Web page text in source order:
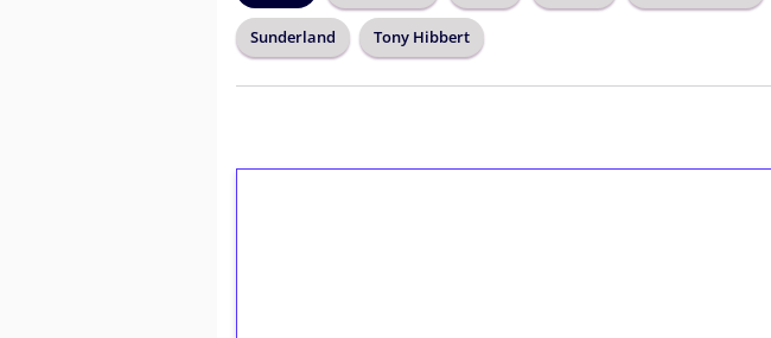
Sunderland Tony Hibbert